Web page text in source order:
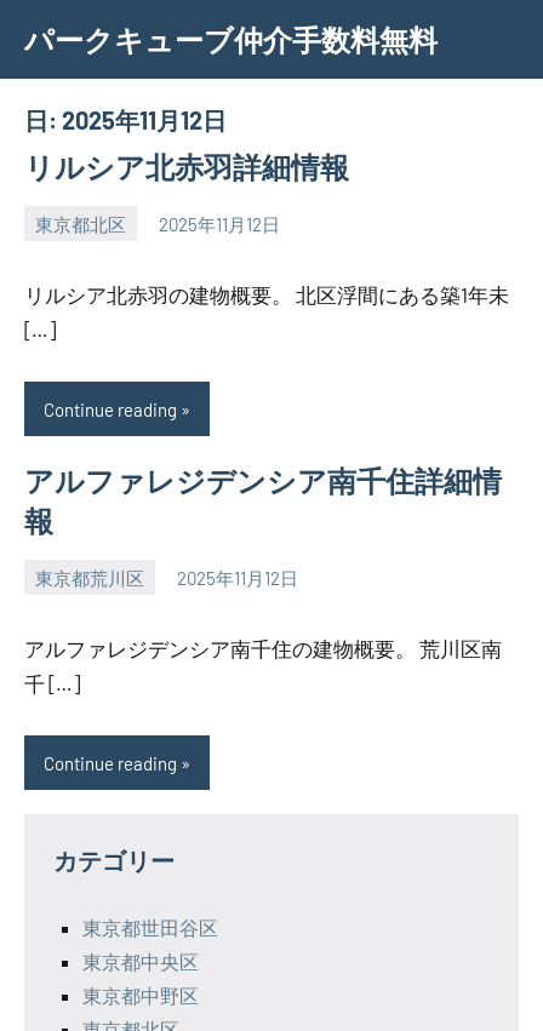
content
パークキューブ仲介手数料無料
日: 2025年11月12日
リルシア北赤羽詳細情報
東京都北区 2025年11月12日
SEZIMO
リルシア北赤羽の建物概要。 北区浮間にある築1年未
[…]
Continue reading
アルファレジデンシア南千住詳細情
報
東京都荒川区 2025年11月12日
SEZIMO
アルファレジデンシア南千住の建物概要。 荒川区南
千 […]
Continue reading
カテゴリー
東京都世田谷区
東京都中央区
東京都中野区